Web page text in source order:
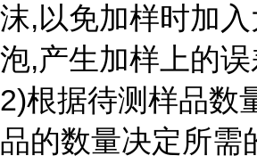
沫,以免加样时加
泡,产生加样上的误
2)根据待测样品数
品的数量决定所需